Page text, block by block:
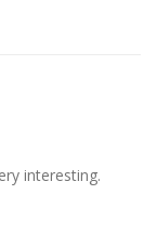
interesting.